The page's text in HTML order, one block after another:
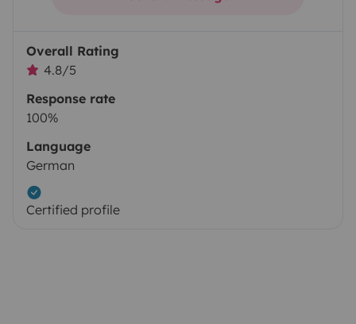
Overall Rating
4.8/5
Response rate
100%
Language
German
Certified profile